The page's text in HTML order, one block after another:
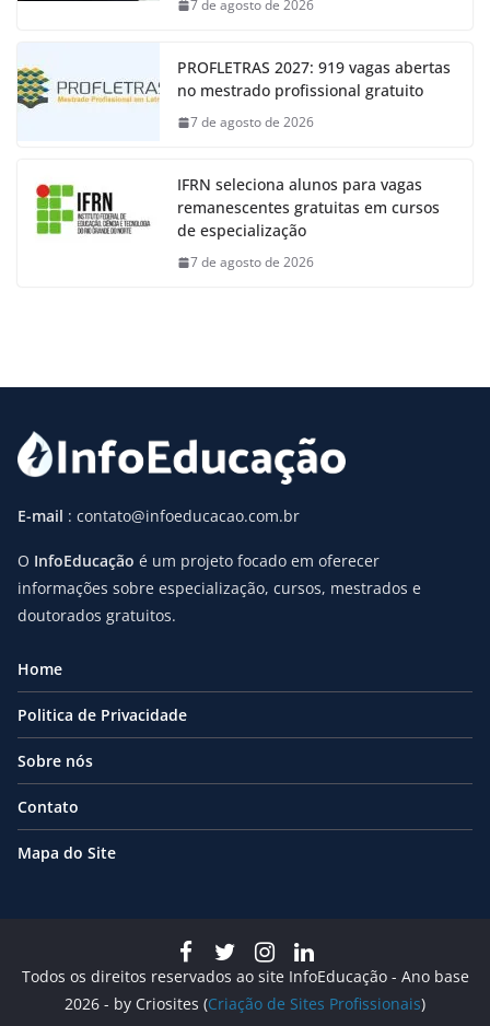
7 de agosto de 2026
PROFLETRAS 2027: 919 vagas abertas
no mestrado profissional gratuito
7 de agosto de 2026
IFRN seleciona alunos para vagas
remanescentes gratuitas em cursos
de especialização
7 de agosto de 2026
E-mail : contato@infoeducacao.com.br
O InfoEducação é um projeto focado em oferecer
informações sobre especialização, cursos, mestrados e
doutorados gratuitos.
Home
Politica de Privacidade
Sobre nós
Contato
Mapa do Site
Todos os direitos reservados ao site InfoEducação - Ano base
2026 - by Criosites (Criação de Sites Profissionais)